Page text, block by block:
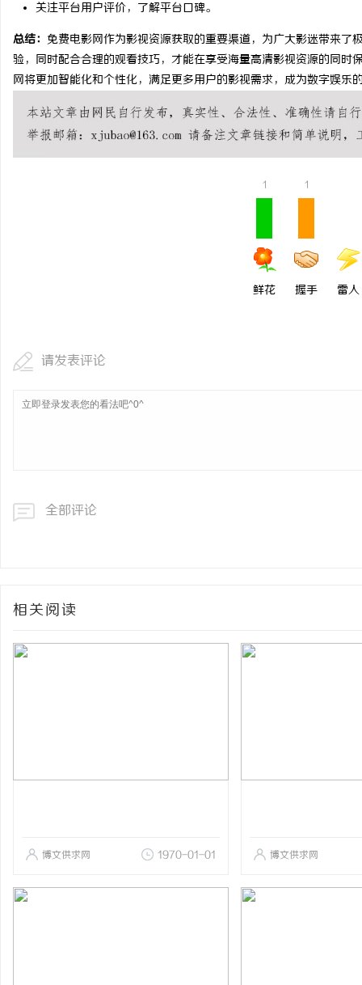
关注平台用户评价，了解平台口碑。
总结： 免费电影网作为影视资源获取的重要渠道，为广大影迷带来了
验，同时配合合理的观看技巧，才能在享受海量高清影视资源的同
网将更加智能化和个性化，满足更多用户的影视需求，成为数字娱乐
1
鲜花
1
握手 雷人
请发表评论
全部评论
相关阅读
博文供求网 1970-01-01 博文供求网